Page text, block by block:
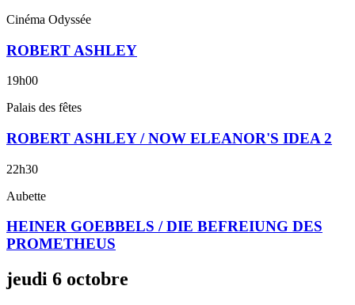
Cinéma Odyssée
ROBERT ASHLEY
19h00
Palais des fêtes
ROBERT ASHLEY / NOW ELEANOR'S IDEA 2
22h30
Aubette
HEINER GOEBBELS / DIE BEFREIUNG DES
PROMETHEUS
jeudi 6 octobre